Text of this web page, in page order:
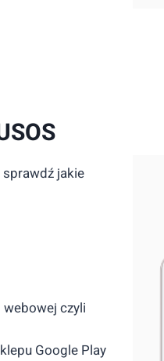
jakie
czyli
Google Play